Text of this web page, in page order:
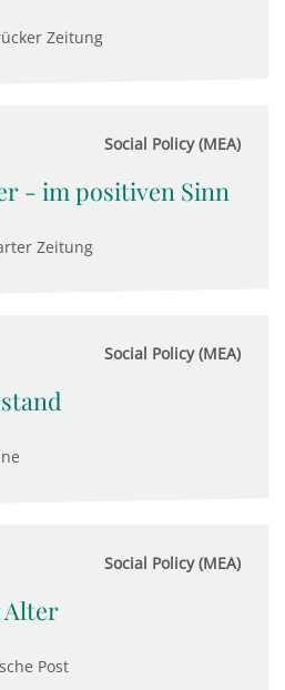
Zeitung
Social Policy (MEA)
- im positiven Sinn
Zeitung
Social Policy (MEA)
Social Policy (MEA)
Alter
Post